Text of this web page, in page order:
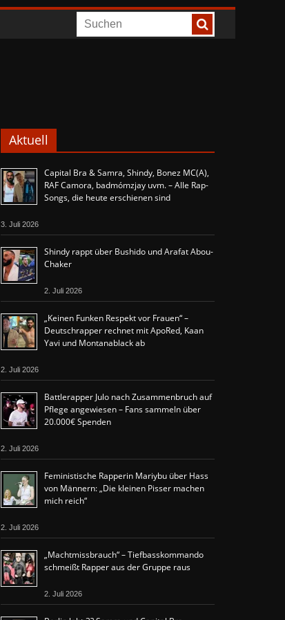
Aktuell
Capital Bra & Samra, Shindy, Bonez MC(A),
RAF Camora, badmómzjay uvm. – Alle Rap-
Songs, die heute erschienen sind
3. Juli 2026
Shindy rappt über Bushido und Arafat Abou-
Chaker
2. Juli 2026
„Keinen Funken Respekt vor Frauen“ –
Deutschrapper rechnet mit ApoRed, Kaan
Yavi und Montanablack ab
2. Juli 2026
Battlerapper Julo nach Zusammenbruch auf
Pflege angewiesen – Fans sammeln über
20.000€ Spenden
2. Juli 2026
Feministische Rapperin Mariybu über Hass
von Männern: „Die kleinen Pisser machen
mich reich“
2. Juli 2026
„Machtmissbrauch“ – Tiefbasskommando
schmeißt Rapper aus der Gruppe raus
2. Juli 2026